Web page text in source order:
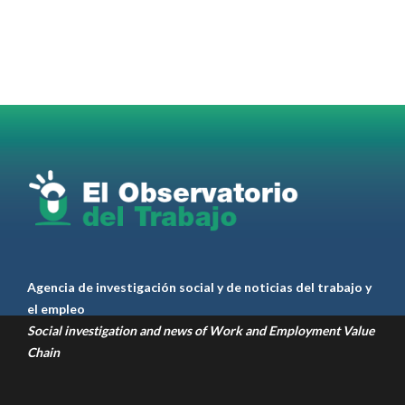
Ver anteriores
Agencia de investigación social y de noticias del trabajo y
el empleo
Social investigation and news of Work and Employment Value
Chain